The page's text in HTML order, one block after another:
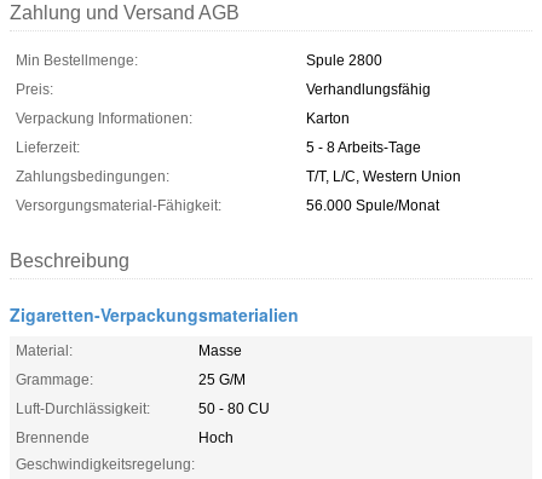
Zahlung und Versand AGB
Min Bestellmenge:
Spule 2800
Preis:
Verhandlungsfähig
Verpackung Informationen:
Karton
Lieferzeit:
5 - 8 Arbeits-Tage
Zahlungsbedingungen:
T/T, L/C, Western Union
Versorgungsmaterial-Fähigkeit:
56.000 Spule/Monat
Beschreibung
Zigaretten-Verpackungsmaterialien
Material:
Masse
Grammage:
25 G/M
Luft-Durchlässigkeit:
50 - 80 CU
Brennende
Geschwindigkeitsregelung:
Hoch